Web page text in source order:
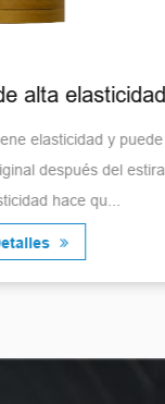
Hilo
Las telas
son ligeras,